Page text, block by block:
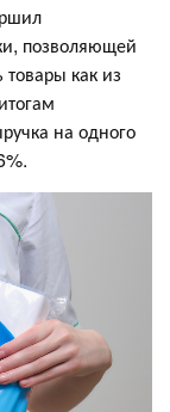
позволяющей
товары как из
на одного